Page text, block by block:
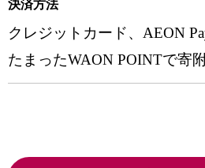
決済方法
クレジットカード、AEON
たまったWAON POINTで寄